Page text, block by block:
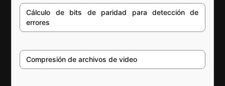
Cálculo de bits de paridad para detección de
errores
Compresión de archivos de video